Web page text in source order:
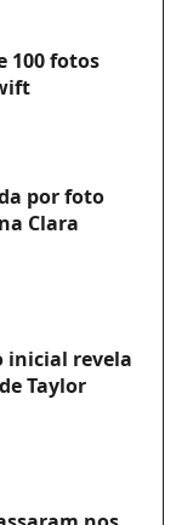
100 fotos
por foto
Clara
inicial revela
Taylor